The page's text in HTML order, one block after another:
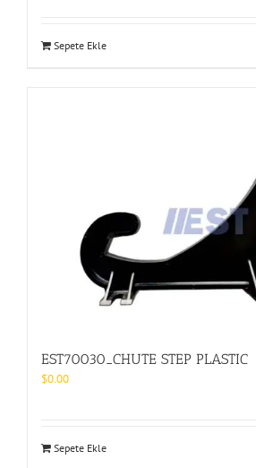
Sepete Ekle
EST70030_CHUTE STEP PLASTIC
$0.00
Sepete Ekle